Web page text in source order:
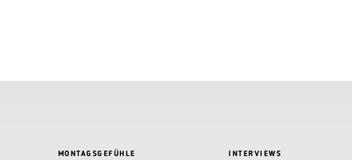
MONTAGSGEFÜHLE INTERVIEWS